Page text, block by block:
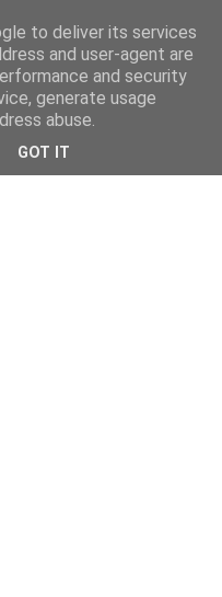
to deliver its services
and user-agent are
and security
generate usage
abuse.
GOT IT